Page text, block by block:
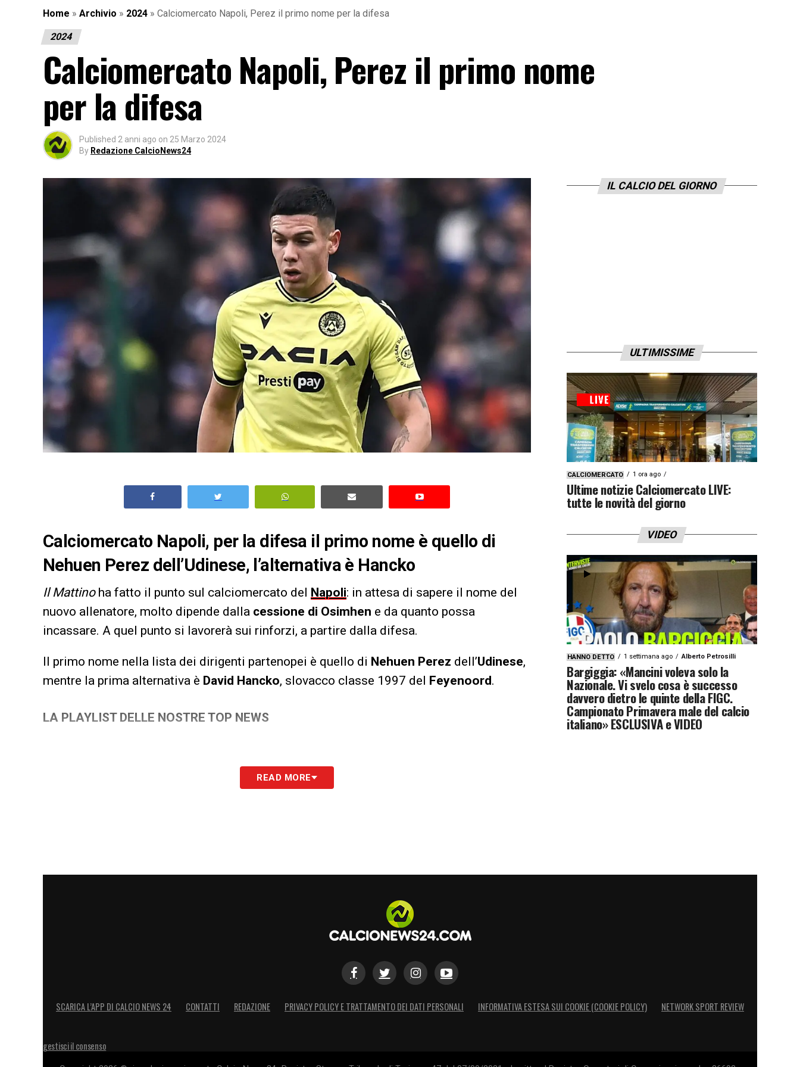
Home » Archivio » 2024 » Calciomercato Napoli, Perez il primo nome per la difesa
2024
Calciomercato Napoli, Perez il primo nome
per la difesa
Published 2 anni ago on 25 Marzo 2024
By Redazione CalcioNews24
Calciomercato Napoli, per la difesa il primo nome è quello di
Nehuen Perez dell’Udinese, l’alternativa è Hancko
Il Mattinoha fatto il punto sul calciomercato del Napoli: in attesa di sapere il nome del
nuovo allenatore, molto dipende dalla cessione di Osimhen e da quanto possa
incassare. A quel punto si lavorerà sui rinforzi, a partire dalla difesa.
Il primo nome nella lista dei dirigenti partenopei è quello di Nehuen Perez dell’Udinese,
mentre la prima alternativa è David Hancko, slovacco classe 1997 del Feyenoord.
LA PLAYLIST DELLE NOSTRE TOP NEWS
READ MORE
IL CALCIO DEL GIORNO
ULTIMISSIME
CALCIOMERCATO 1 ora ago
Ultime notizie Calciomercato LIVE:
tutte le novità del giorno
VIDEO
HANNO DETTO 1 settimana ago Alberto Petrosilli
Bargiggia: «Mancini voleva solo la
Nazionale. Vi svelo cosa è successo
davvero dietro le quinte della FIGC.
Campionato Primavera male del calcio
italiano» ESCLUSIVA e VIDEO
SCARICA L’APP DI CALCIO NEWS 24 CONTATTI REDAZIONE PRIVACY POLICY E TRATTAMENTO DEI DATI PERSONALI INFORMATIVA ESTESA SUI COOKIE (COOKIE POLICY) NETWORK SPORT REVIEW
gestisci il consenso